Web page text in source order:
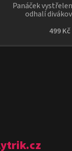
499 Kč
Panáček
odhalí